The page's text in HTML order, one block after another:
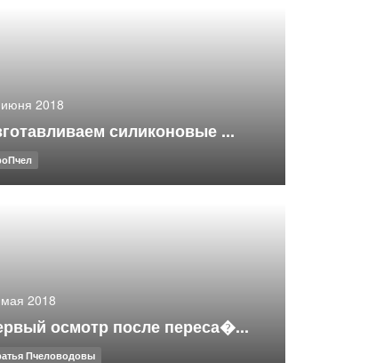
2018
силиконовые ...
2018
осмотр после переса�...
Пчеловодовы